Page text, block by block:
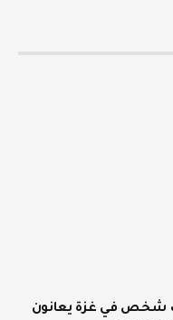
الفلسطيني: 42 ألف شخص في غزة يعانون